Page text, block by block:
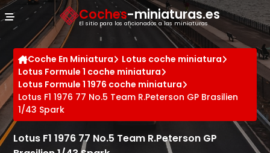
Coches-miniaturas.es
El sitio para los aficionados a las miniaturas
Coche En Miniatura
Lotus coche miniatura
Lotus Formule 1 coche miniatura
Lotus Formule 1 1976 coche miniatura
Lotus F1 1976 77 No.5 Team R.Peterson GP Brasilien
1/43 Spark
Lotus F1 1976 77 No.5 Team R.Peterson GP
Panel de gestión de cookies